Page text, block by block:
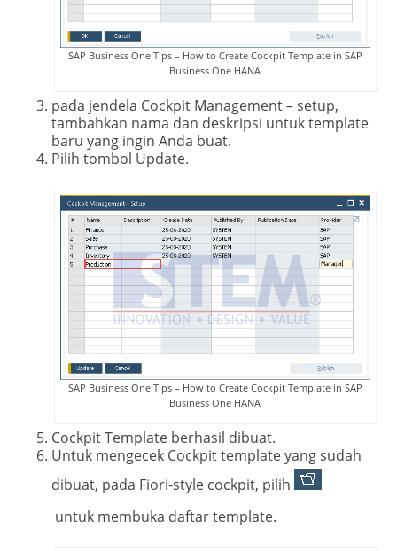
SAP Business One Tips – How to Create Cockpit Template in SAP
Business One HANA
pada jendela Cockpit Management – setup,
tambahkan nama dan deskripsi untuk template
baru yang ingin Anda buat.
Pilih tombol Update.
SAP Business One Tips – How to Create Cockpit Template in SAP
Business One HANA
Cockpit Template berhasil dibuat.
Untuk mengecek Cockpit template yang sudah
dibuat, pada Fiori-style cockpit, pilih
untuk membuka daftar template.